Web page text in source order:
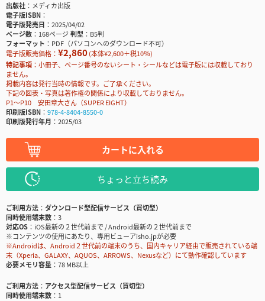
出版社
メディカ出版
電子版ISBN
電子版発売日
2025/04/02
ページ数
168ページ判型
B5判
フォーマット
PDF（パソコンへのダウンロード不可）
電子版販売価格： ¥2,860(本体¥2,600＋税10％)
特記事項
小冊子、ページ番号のないシート・シールなどは電子版には収載しており
ません。
掲載内容は発行当時の情報です。ご了承ください。
下記の図表・写真は著作権の関係により収載しておりません。
P1～P10 安田章大さん（SUPER EIGHT）
印刷版ISBN
978-4-8404-8550-0
印刷版発行年月
2025/03
カートに入れる
ちょっと立ち読み
ご利用方法
ダウンロード型配信サービス（買切型）
同時使用端末数
3
対応OS
iOS最新の２世代前まで / Android最新の２世代前まで
※コンテンツの使用にあたり、専用ビューアisho.jpが必要
※Androidは、Android２世代前の端末のうち、国内キャリア経由で販売されている端
末（Xperia、GALAXY、AQUOS、ARROWS、Nexusなど）にて動作確認しています
必要メモリ容量
78 MB以上
ご利用方法
アクセス型配信サービス（買切型）
同時使用端末数
1